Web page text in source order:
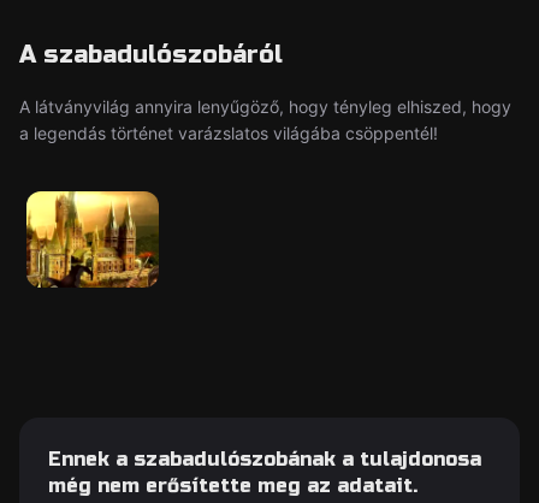
A szabadulószobáról
A látványvilág annyira lenyűgöző, hogy tényleg elhiszed, hogy
a legendás történet varázslatos világába csöppentél!
Ennek a szabadulószobának a tulajdonosa
még nem erősítette meg az adatait.